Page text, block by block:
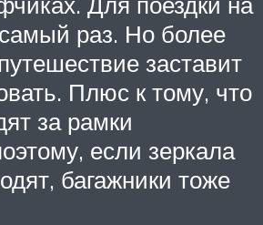
раз. Но более
заставит
Плюс к тому, что
за рамки
если зеркала
багажники тоже